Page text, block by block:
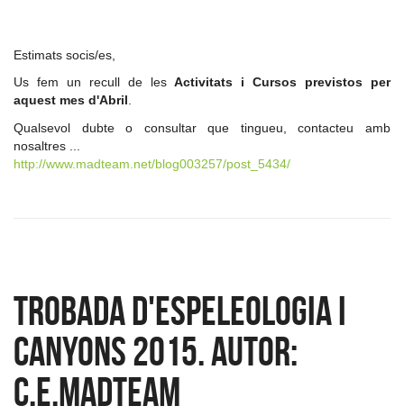
Estimats socis/es,
Us fem un recull de lesActivitats i Cursos previstos per
aquest mes d'Abril
Qualsevol dubte o consultar que tingueu, contacteu amb
nosaltres ...
http://www.madteam.net/blog003257/post_5434/
Trobada d'ESPELEOLOGIA i
CANYONS 2015. Autor:
c.e.madteam